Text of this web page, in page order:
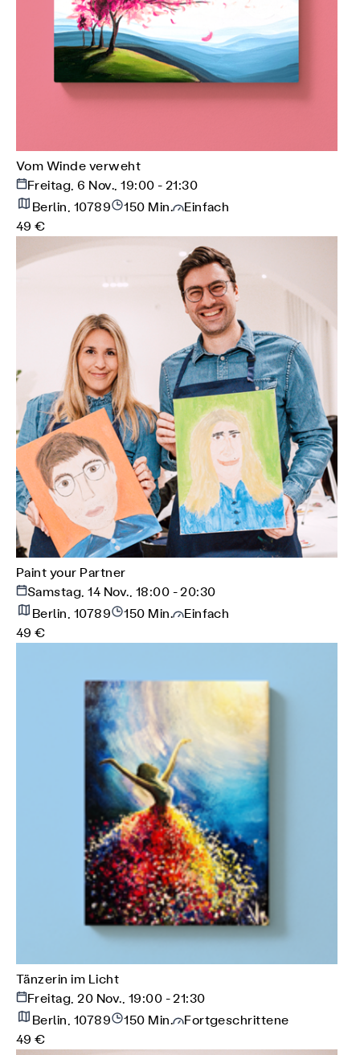
Vom Winde verweht
Freitag, 6 Nov., 19:00 - 21:30
Berlin, 10789
150 Min.
Einfach
49 €
Paint your Partner
Samstag, 14 Nov., 18:00 - 20:30
Berlin, 10789
150 Min.
Einfach
49 €
Tänzerin im Licht
Freitag, 20 Nov., 19:00 - 21:30
Berlin, 10789
150 Min.
Fortgeschrittene
49 €